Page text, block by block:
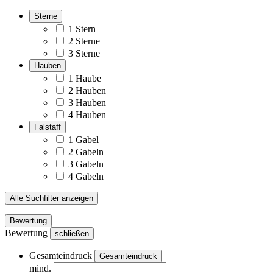
Sterne
1 Stern
2 Sterne
3 Sterne
Hauben
1 Haube
2 Hauben
3 Hauben
4 Hauben
Falstaff
1 Gabel
2 Gabeln
3 Gabeln
4 Gabeln
Alle Suchfilter anzeigen
Bewertung
Bewertung schließen
Gesamteindruck Gesamteindruck
mind.